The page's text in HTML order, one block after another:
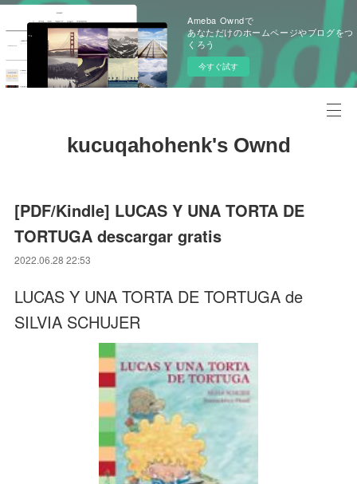
Ameba Owndで
あなただけのホームページやブログをつ
くろう
今すぐ試す
kucuqahohenk's Ownd
[PDF/Kindle] LUCAS Y UNA TORTA DE
TORTUGA descargar gratis
2022.06.28 22:53
LUCAS Y UNA TORTA DE TORTUGA de
SILVIA SCHUJER